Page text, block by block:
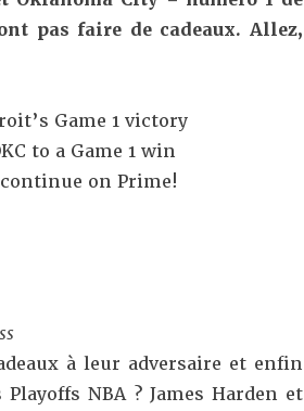
pas faire de cadeaux. Allez,
Game 1 victory
to a Game 1 win
continue on Prime!
à leur adversaire et enfin
NBA ? James Harden et